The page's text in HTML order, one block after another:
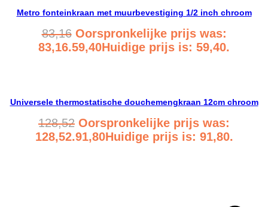
Metro fonteinkraan met muurbevestiging 1/2 inch chroom
83,16 Oorspronkelijke prijs was:
83,16.59,40Huidige prijs is: 59,40.
Universele thermostatische douchemengkraan 12cm chroom
128,52 Oorspronkelijke prijs was:
128,52.91,80Huidige prijs is: 91,80.